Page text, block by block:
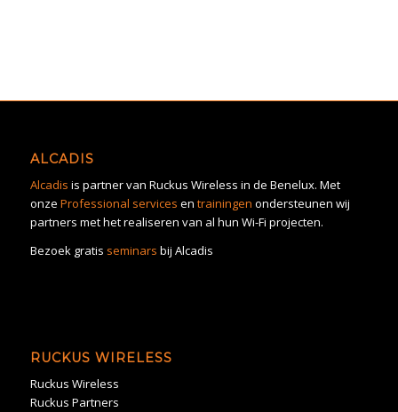
ALCADIS
Alcadis is partner van Ruckus Wireless in de Benelux. Met
onze Professional services en trainingen ondersteunen wij
partners met het realiseren van al hun Wi-Fi projecten.
Bezoek gratis seminars bij Alcadis
RUCKUS WIRELESS
Ruckus Wireless
Ruckus Partners